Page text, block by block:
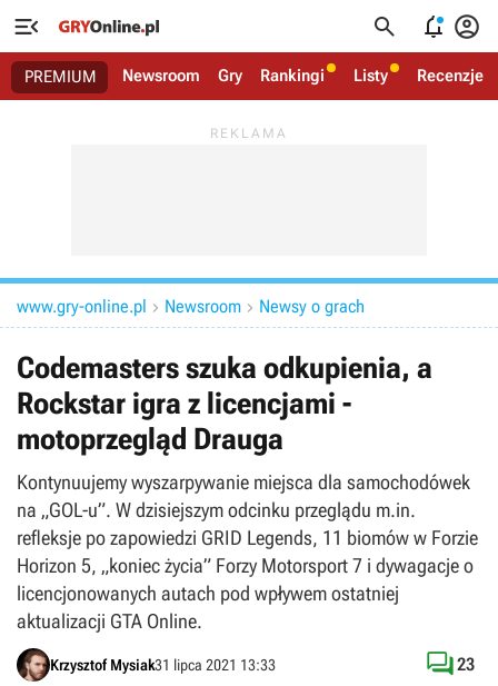
   
PREMIUM Newsroom Gry Rankingi Listy Recenzje
www.gry-online.pl  Newsroom  Newsy o grach
Codemasters szuka odkupienia, a
Rockstar igra z licencjami -
motoprzegląd Drauga
Kontynuujemy wyszarpywanie miejsca dla samochodówek
na „GOL-u”. W dzisiejszym odcinku przeglądu m.in.
refleksje po zapowiedzi GRID Legends, 11 biomów w Forzie
Horizon 5, „koniec życia” Forzy Motorsport 7 i dywagacje o
licencjonowanych autach pod wpływem ostatniej
aktualizacji GTA Online.
Krzysztof Mysiak31 lipca 2021 13:33 23